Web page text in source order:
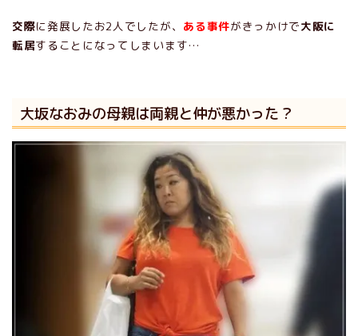
交際に発展したお2人でしたが、 ある事件がきっかけで大阪に
転居することになってしまいます…
大坂なおみの母親は両親と仲が悪かった？